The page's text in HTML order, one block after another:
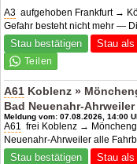
A3 aufgehoben Frankfurt →
Gefahr besteht nicht mehr —
Stau bestätigen Stau als
A61 Koblenz »
Bad Neuenahr-Ahrweiler
Meldung vom: 07.08.2026, 14:00
A61 frei Koblenz →
Neuenahr-Ahrweiler alle
Stau bestätigen Stau als